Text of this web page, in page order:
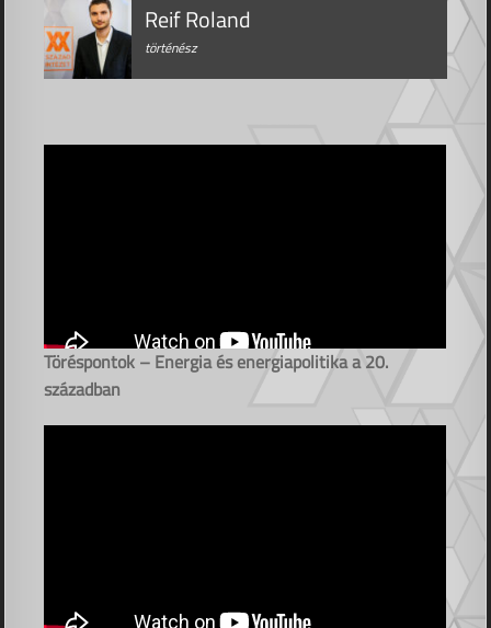
Reif Roland
történész
Töréspontok – Energia és energiapolitika a 20.
században